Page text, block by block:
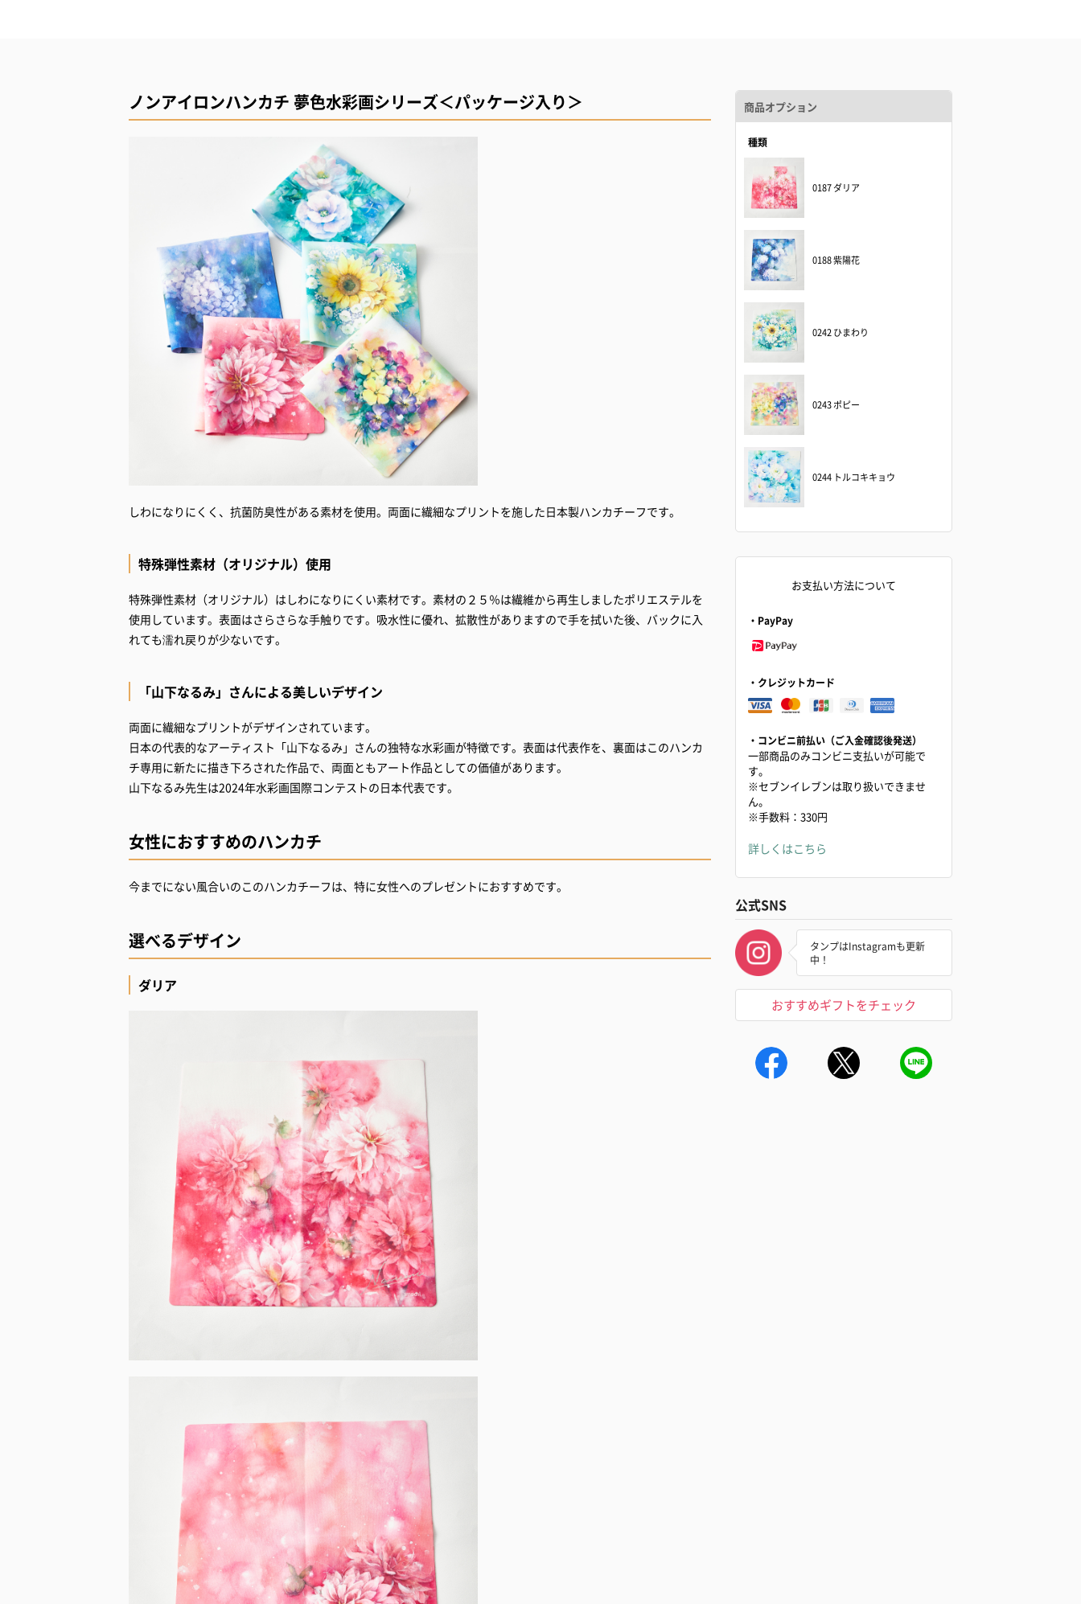
ノンアイロンハンカチ 夢色水彩画シリーズ＜パッケージ入り＞
しわになりにくく、抗菌防臭性がある素材を使用。両面に繊細なプリントを施した日本製ハンカチーフです。
特殊弾性素材（オリジナル）使用
特殊弾性素材（オリジナル）はしわになりにくい素材です。素材の２５％は繊維から再生しましたポリエステルを
使用しています。表面はさらさらな手触りです。吸水性に優れ、拡散性がありますので手を拭いた後、バックに入
れても濡れ戻りが少ないです。
「山下なるみ」さんによる美しいデザイン
両面に繊細なプリントがデザインされています。
日本の代表的なアーティスト「山下なるみ」さんの独特な水彩画が特徴です。表面は代表作を、裏面はこのハンカ
チ専用に新たに描き下ろされた作品で、両面ともアート作品としての価値があります。
山下なるみ先生は2024年水彩画国際コンテストの日本代表です。
女性におすすめのハンカチ
今までにない風合いのこのハンカチーフは、特に女性へのプレゼントにおすすめです。
選べるデザイン
ダリア
商品オプション
種類
0187 ダリア
0188 紫陽花
0242 ひまわり
0243 ポピー
0244 トルコキキョウ
お支払い方法について
・PayPay
・クレジットカード
・コンビニ前払い（ご入金確認後発送）
一部商品のみコンビニ支払いが可能で
す。
※セブンイレブンは取り扱いできませ
ん。
※手数料：330円
詳しくはこちら
公式SNS
タンプはInstagramも更新
中！
おすすめギフトをチェック